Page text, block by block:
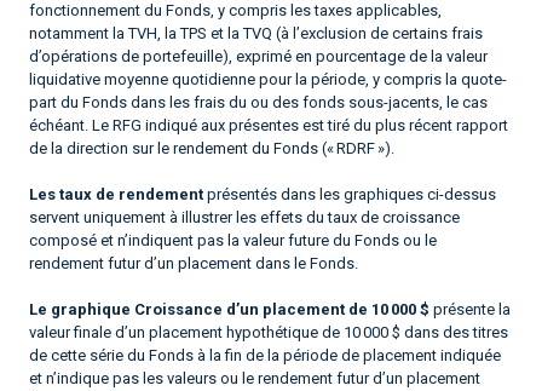
fonctionnement du Fonds, y compris les taxes applicables,
notamment la TVH, la TPS et la TVQ (à l’exclusion de certains frais
d’opérations de portefeuille), exprimé en pourcentage de la valeur
liquidative moyenne quotidienne pour la période, y compris la quote-
part du Fonds dans les frais du ou des fonds sous-jacents, le cas
échéant. Le RFG indiqué aux présentes est tiré du plus récent rapport
de la direction sur le rendement du Fonds (« RDRF »).
Les taux de rendement présentés dans les graphiques ci-dessus
servent uniquement à illustrer les effets du taux de croissance
composé et n’indiquent pas la valeur future du Fonds ou le
rendement futur d’un placement dans le Fonds.
Le graphique Croissance d’un placement de 10 000 $ présente la
valeur finale d’un placement hypothétique de 10 000 $ dans des titres
de cette série du Fonds à la fin de la période de placement indiquée
et n’indique pas les valeurs ou le rendement futur d’un placement